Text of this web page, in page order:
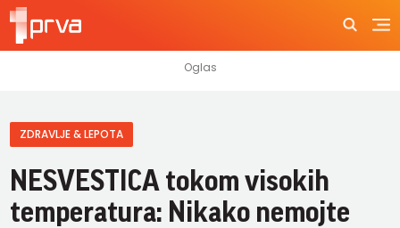
ZDRAVLJE & LEPOTA
NESVESTICA tokom visokih
temperatura: Nikako nemojte